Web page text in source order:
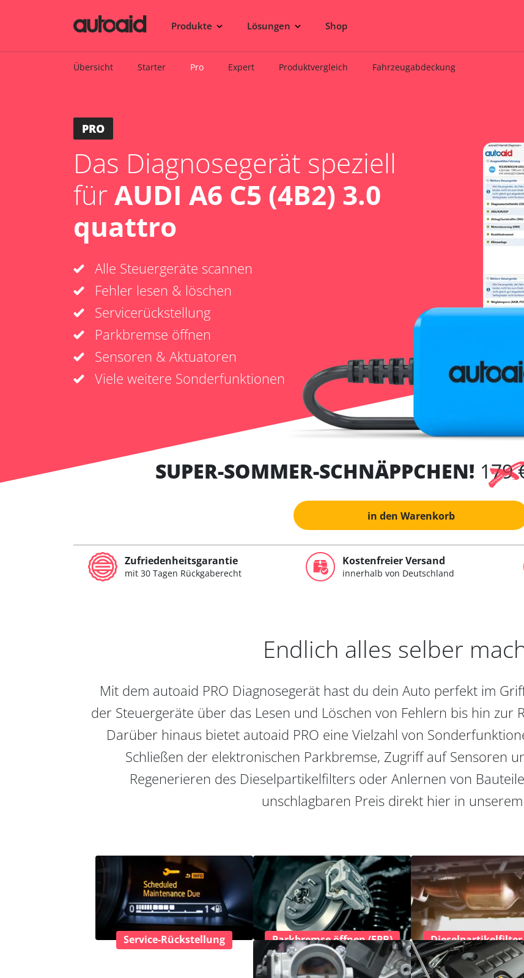
Produkte Lösungen Shop
Übersicht Starter Pro Expert Produktvergleich Fahrzeugabdeckung
PRO
Das Diagnosegerät speziell
fürAUDI A6 C5 (4B2) 3.0
quattro
Alle Steuergeräte scannen
Fehler lesen & löschen
Servicerückstellung
Parkbremse öffnen
Sensoren & Aktuatoren
Viele weitere Sonderfunktionen
SUPER-SOMMER-SCHNÄPPCHEN! 179
in den Warenkorb
Zufriedenheitsgarantie
mit 30 Tagen Rückgaberecht
Kostenfreier Versand
innerhalb von Deutschland
Endlich alles selber
Mit dem autoaid PRO Diagnosegerät hast du dein Auto perfekt im
der Steuergeräte über das Lesen und Löschen von Fehlern bis hin zur
Darüber hinaus bietet autoaid PRO eine Vielzahl von
Schließen der elektronischen Parkbremse, Zugriff auf Sensoren
Regenerieren des Dieselpartikelfilters oder Anlernen von
unschlagbaren Preis direkt hier in
Service-Rückstellung Parkbremse öffnen (EPB) Dieselpartikelfilter